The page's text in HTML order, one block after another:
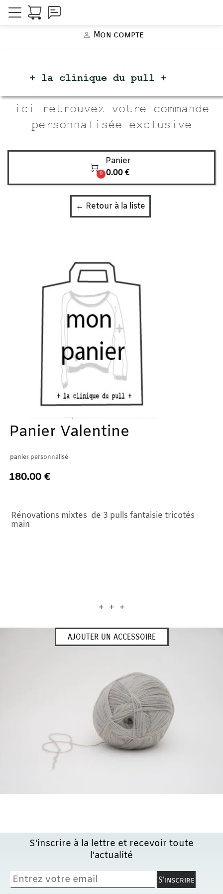
person_outline Mon compte
+ la clinique dupull +
ici retrouvez votre commande
personnalisée exclusive

0
Panier
0.00 €
← Retour à la liste
Panier Valentine
panier personnalisé
180.00 €
Rénovations mixtes de 3 pulls fantaisie tricotés
main
+ + +
AJOUTER UN ACCESSOIRE
S'inscrire à la lettre et recevoir toute
l'actualité